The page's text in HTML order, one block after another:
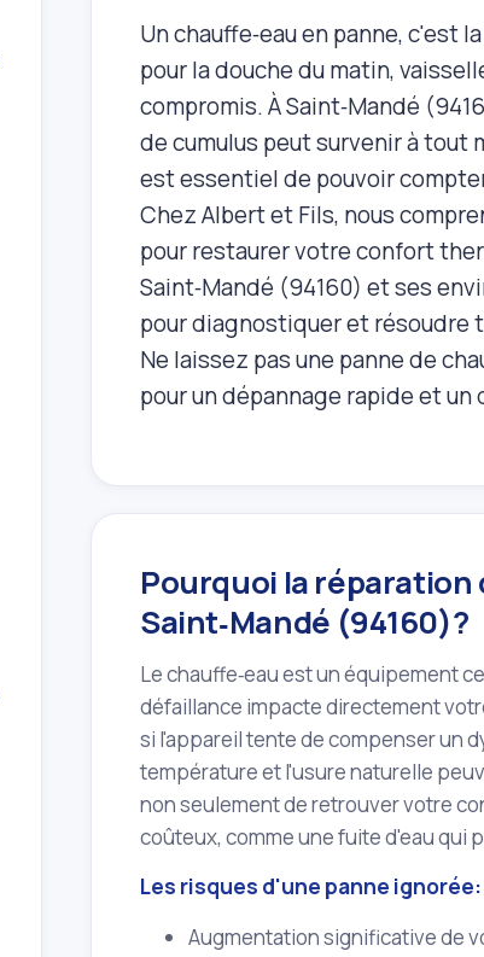
Un chauffe‑eau en panne, c'est
pour la douche du matin,
compromis. À Saint‑Mandé
de cumulus peut survenir à tout
est essentiel de pouvoir
Chez Albert et Fils, nous
pour restaurer votre confort
Saint‑Mandé (94160) et ses
pour diagnostiquer et résoudre
Ne laissez pas une panne de
pour un dépannage rapide et
Pourquoi la réparation
Saint‑Mandé (94160)?
Le chauffe‑eau est un équipement
défaillance impacte directement
si l'appareil tente de compenser un
température et l'usure naturelle
non seulement de retrouver votre
coûteux, comme une fuite d'eau qui
Les risques d'une panne ignorée:
Augmentation significative de